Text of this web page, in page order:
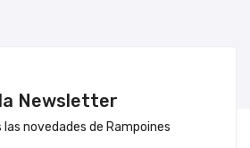
Newsletter
novedades de Rampoines